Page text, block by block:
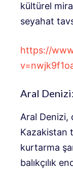
kültürel
seyahat
https://
Aral
Aral Denizi,
Kazakistan
kurtarma
balıkçılık